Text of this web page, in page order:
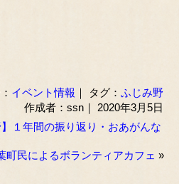
イベント情報 ｜ タグ：ふじみ野
作成者：ssn｜ 2020年3月5日
１年間の振り返り・おあがんな
町民によるボランティアカフェ »